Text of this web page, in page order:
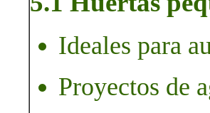
Ideales para
Proyectos de